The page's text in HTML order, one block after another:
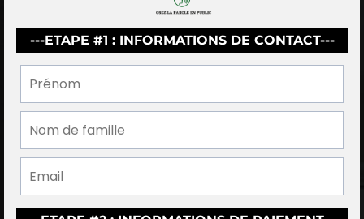
---ETAPE #1 : INFORMATIONS DE CONTACT---